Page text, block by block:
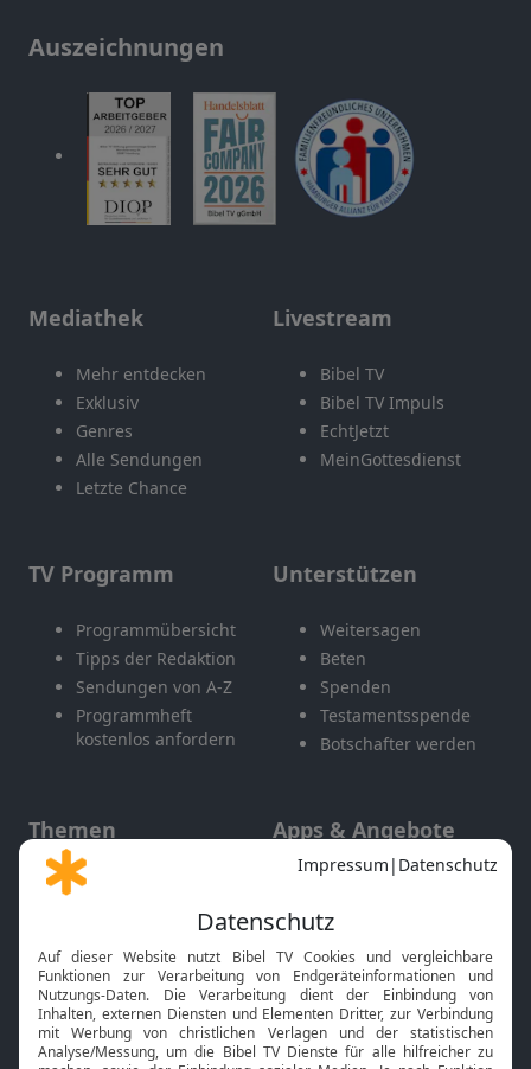
Auszeichnungen
Mediathek
Mehr entdecken
Exklusiv
Genres
Alle Sendungen
Letzte Chance
Livestream
Bibel TV
Bibel TV Impuls
EchtJetzt
MeinGottesdienst
TV Programm
Programmübersicht
Tipps der Redaktion
Sendungen von A-Z
Programmheft
kostenlos anfordern
Unterstützen
Weitersagen
Beten
Spenden
Testamentsspende
Botschafter werden
Themen
Gott und Bibel erklärt
Neuigkeiten
Apps & Angebote
Mobile App
Smart TV
HbbTV
Bibelthek Online-Bibel
Nächster Gottesdienst